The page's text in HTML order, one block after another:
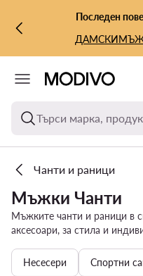
КЪМ ОСНОВНОТО
КЪМ ТЪРСЕНЕПоследен
ДАМСКИ
Търси марка,
Чанти и раници
Мъжки Чанти
Мъжките чанти и раници в
аксесоари, за стила и
Несесери Спортни